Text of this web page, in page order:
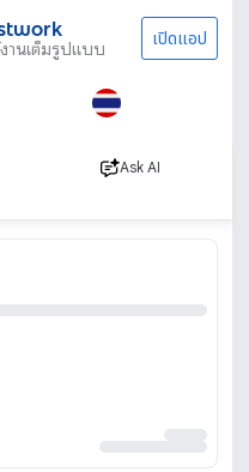
านเต็มรูปแบบ เปิดแอป
Ask AI
วาด/ออกแบบสตอรี่บอร์ด